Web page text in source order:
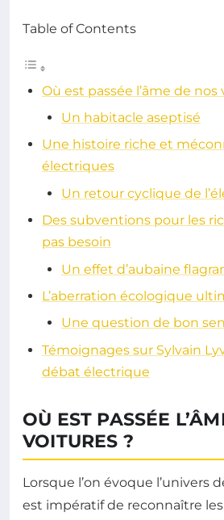
Table of Contents
Où est passée l’âme de nos
Un habitacle aseptisé
Une histoire riche et
électriques
Un retour cyclique de
Des subventions pour les
pas besoin
Un effet d’aubaine
L’aberration écologique
Une question de bon
Témoignages sur Sylvain
débat électrique
OÙ EST PASSÉE
VOITURES ?
Lorsque l’on évoque l’univers
est impératif de reconnaître